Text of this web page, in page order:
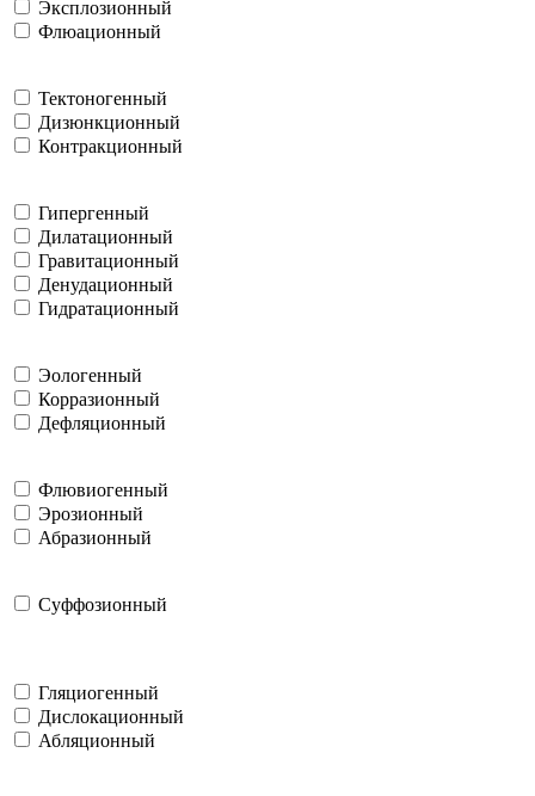
Эксплозионный
Флюационный
Тектоногенный
Дизюнкционный
Контракционный
Гипергенный
Дилатационный
Гравитационный
Денудационный
Гидратационный
Эологенный
Корразионный
Дефляционный
Флювиогенный
Эрозионный
Абразионный
Суффозионный
Гляциогенный
Дислокационный
Абляционный